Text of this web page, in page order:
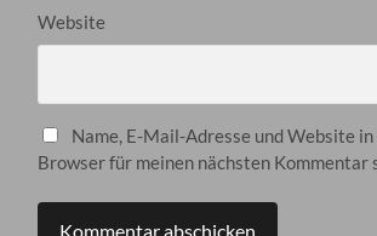
Website
Name, E-Mail-Adresse und Website in
Browser für meinen nächsten Kommentar